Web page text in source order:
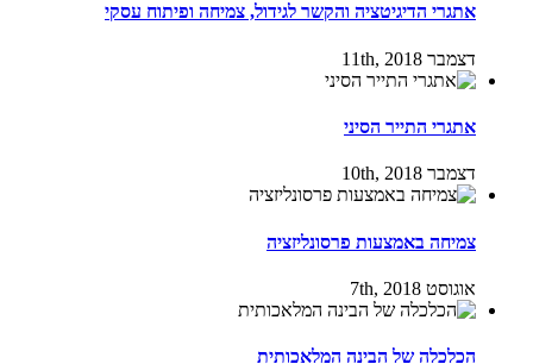
אתגרי הדיגיטציה והקשר לגידול, צמיחה ופיתוח עסקי
דצמבר 11th, 2018
אתגרי התייר הסיני
דצמבר 10th, 2018
צמיחה באמצעות פרסונליזציה
אוגוסט 7th, 2018
הכלכלה של הבינה המלאכותית